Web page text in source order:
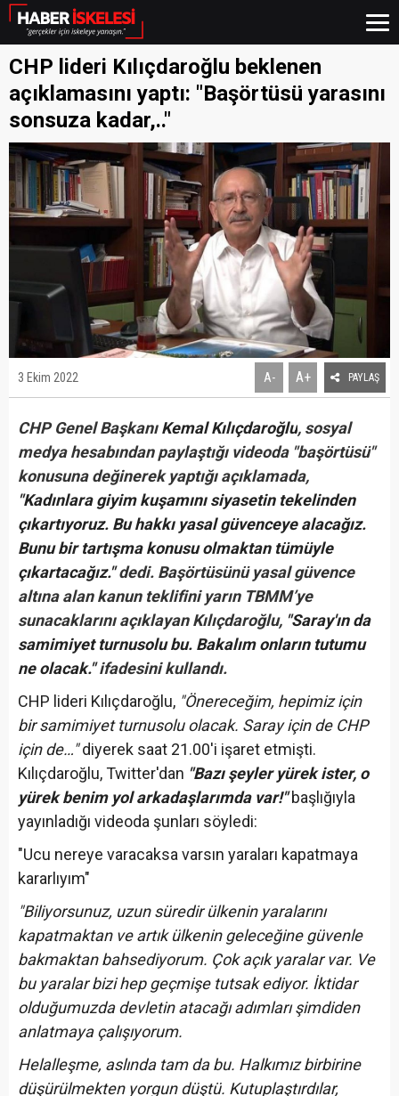
CHP lideri Kılıçdaroğlu beklenen
açıklamasını yaptı: "Başörtüsü yarasını
sonsuza kadar,.."
3 Ekim 2022 A- A+ PAYLAŞ
CHP Genel BaşkanıKemal Kılıçdaroğlu, sosyal
medya hesabından paylaştığı videoda "başörtüsü"
konusuna değinerek yaptığı açıklamada,
"Kadınlara giyim kuşamını siyasetin tekelinden
çıkartıyoruz. Bu hakkı yasal güvenceye alacağız.
Bunu bir tartışma konusu olmaktan tümüyle
çıkartacağız."dedi. Başörtüsünü yasal güvence
altına alan kanun teklifini yarın TBMM’ye
sunacaklarını açıklayan Kılıçdaroğlu, "Saray'ın da
samimiyet turnusolu bu. Bakalım onların tutumu
ne olacak."ifadesini kullandı.
CHP lideri Kılıçdaroğlu, "Önereceğim, hepimiz için
bir samimiyet turnusolu olacak. Saray için de CHP
için de…"diyerek saat 21.00'i işaret etmişti.
Kılıçdaroğlu, Twitter'dan "Bazı şeyler yürek ister, o
yürek benim yol arkadaşlarımda var!" başlığıyla
yayınladığı videoda şunları söyledi:
"Ucu nereye varacaksa varsın yaraları kapatmaya
kararlıyım"
"Biliyorsunuz, uzun süredir ülkenin yaralarını
kapatmaktan ve artık ülkenin geleceğine güvenle
bakmaktan bahsediyorum. Çok açık yaralar var. Ve
bu yaralar bizi hep geçmişe tutsak ediyor. İktidar
olduğumuzda devletin atacağı adımları şimdiden
anlatmaya çalışıyorum.
Helalleşme, aslında tam da bu. Halkımız birbirine
düşürülmekten yorgun düştü. Kutuplaştırdılar,